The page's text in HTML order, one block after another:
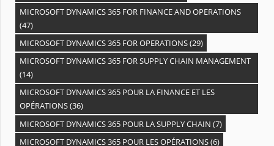
MICROSOFT DYNAMICS 365 FOR FINANCE AND OPERATIONS
(47)
MICROSOFT DYNAMICS 365 FOR OPERATIONS(29)
MICROSOFT DYNAMICS 365 FOR SUPPLY CHAIN MANAGEMENT
(14)
MICROSOFT DYNAMICS 365 POUR LA FINANCE ET LES
OPÉRATIONS(36)
MICROSOFT DYNAMICS 365 POUR LA SUPPLY CHAIN (7)
MICROSOFT DYNAMICS 365 POUR LES OPÉRATIONS(6)